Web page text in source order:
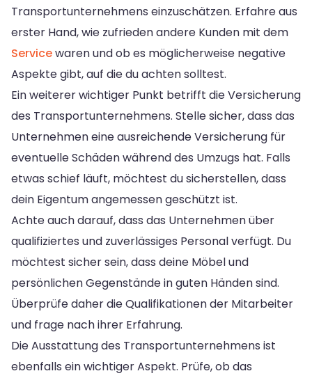
Transportunternehmens einzuschätzen. Erfahre aus
erster Hand, wie zufrieden andere Kunden mit dem
Servicewaren und ob es möglicherweise negative
Aspekte gibt, auf die du achten solltest.
Ein weiterer wichtiger Punkt betrifft die Versicherung
des Transportunternehmens. Stelle sicher, dass das
Unternehmen eine ausreichende Versicherung für
eventuelle Schäden während des Umzugs hat. Falls
etwas schief läuft, möchtest du sicherstellen, dass
dein Eigentum angemessen geschützt ist.
Achte auch darauf, dass das Unternehmen über
qualifiziertes und zuverlässiges Personal verfügt. Du
möchtest sicher sein, dass deine Möbel und
persönlichen Gegenstände in guten Händen sind.
Überprüfe daher die Qualifikationen der Mitarbeiter
und frage nach ihrer Erfahrung.
Die Ausstattung des Transportunternehmens ist
ebenfalls ein wichtiger Aspekt. Prüfe, ob das